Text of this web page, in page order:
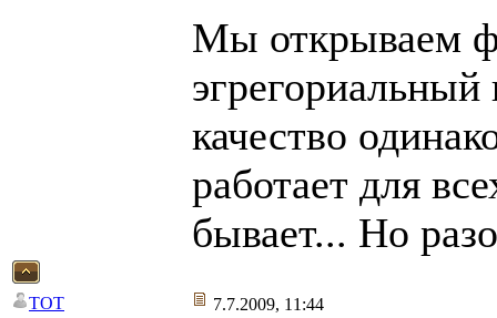
Мы открываем
качество
работает для
бывает... Но
TOT 7.7.2009, 11:44